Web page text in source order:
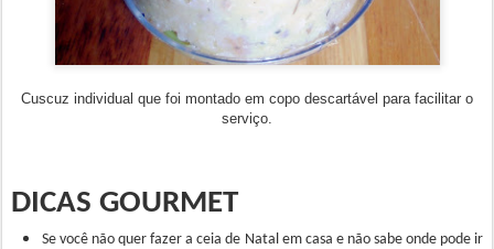
Cuscuz individual que foi montado em copo descartável para facilitar o
serviço.
DICAS GOURMET
Se você não quer fazer a ceia de Natal em casa e não sabe onde pode ir